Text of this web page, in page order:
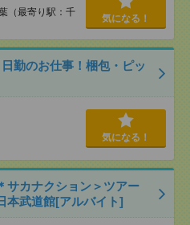
（最寄り駅：千
気になる！
勤のお仕事！梱包・ピッ
気になる！
サカナクション＞ツアー
本武道館[アルバイト]